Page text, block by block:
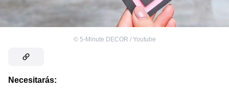
© 5-Minute DECOR / Youtube
Necesitarás: